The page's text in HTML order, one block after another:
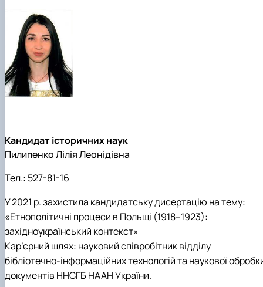
Кандидат історичних наук
Пилипенко Лілія Леонідівна
Тел.: 527-81-16
У 2021 р. захистила кандидатську дисертацію на тему:
«Етнополітичні процеси в Польщі (1918–1923):
західноукраїнський контекст»
Кар’єрний шлях: науковий співробітник відділу
бібліотечно-інформаційних технологій та наукової
документів ННСГБ НААН України.